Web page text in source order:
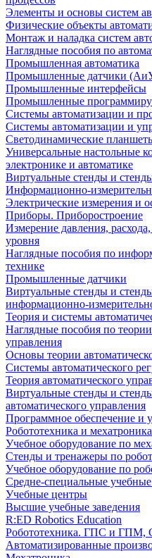
Элементы и основы систем
Физические объекты
Монтаж и наладка систем
Наглядные пособия по
Промышленная автоматика
Промышленные датчики
Промышленные интерфейсы
Промышленные
Системы автоматизации и
Системы автоматизации и
Светодинамические
Универсальные
электронике и автоматике
Виртуальные стенды и
Информационно-
Электрические измерения и
Приборы. Приборостроение
Измерение давления,
уровня
Наглядные пособия по
технике
Промышленные датчики
Виртуальные стенды и
информационно-
Теория и системы
Наглядные пособия по
управления
Основы теории
Системы автоматического
Теория автоматического
Виртуальные стенды и
автоматического управления
Программное обеспечение и
Робототехника и мехатроника
Учебное оборудование по
Стенды и тренажеры по
Учебное оборудование по
Средне-специальные учебные
Учебные центры
Высшие учебные заведения
R:ED Robotics Education
Робототехника. ГПС и ГПМ,
Автоматизированные